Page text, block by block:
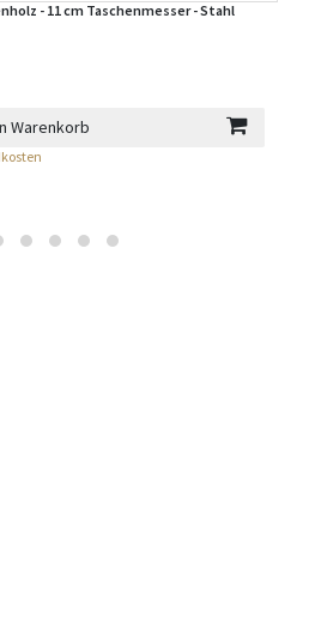
- 11 cm Taschenmesser - Stahl
Warenkorb